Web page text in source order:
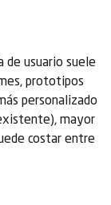
de usuario suele
prototipos
personalizado
mayor
costar entre